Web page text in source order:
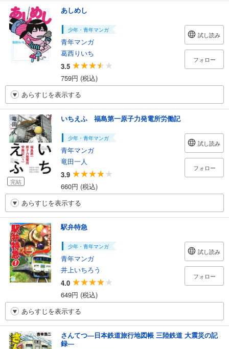
あしめし
少年・青年マンガ
青年マンガ
葛西りいち
3.5
759円 (税込)
試し読み
フォロー
あらすじを表示する
完結
いちえふ 福島第一原子力発電所労働記
少年・青年マンガ
青年マンガ
竜田一人
3.9
660円 (税込)
試し読み
フォロー
あらすじを表示する
駅弁特急
少年・青年マンガ
青年マンガ
井上いちろう
4.0
649円 (税込)
試し読み
フォロー
あらすじを表示する
さんてつ―日本鉄道旅行地図帳 三陸鉄道 大震災の記
録―